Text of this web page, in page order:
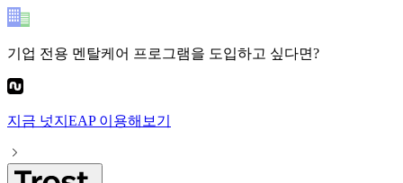
기업 전용 멘탈케어 프로그램을 도입하고 싶다면?
지금 넛지EAP이용해보기